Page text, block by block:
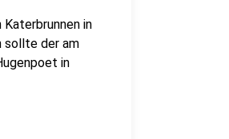
in
sollte der am
in